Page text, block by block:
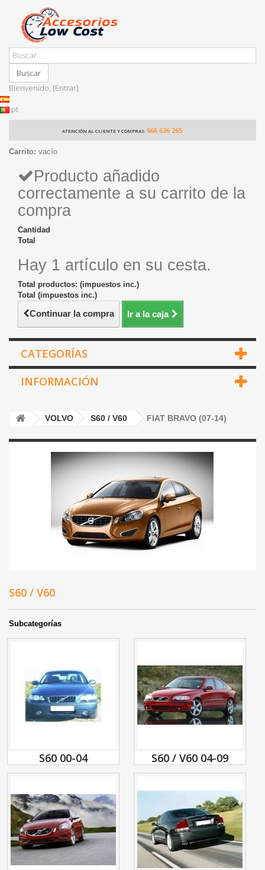
Buscar
Bienvenido, [Entrar]
pt
ATENCIÓN AL CLIENTE Y COMPRAS: 666 626 265
Carrito: vacío
Producto añadido
correctamente a su carrito de la
compra
Cantidad
Total
Hay 1 artículo en su cesta.
Total productos: (impuestos inc.)
Total (impuestos inc.)
Continuar la compra Ir a la caja
CATEGORÍAS
INFORMACIÓN
VOLVO S60 / V60 FIAT BRAVO (07-14)
S60 / V60
Subcategorías
S60 00-04 S60 / V60 04-09